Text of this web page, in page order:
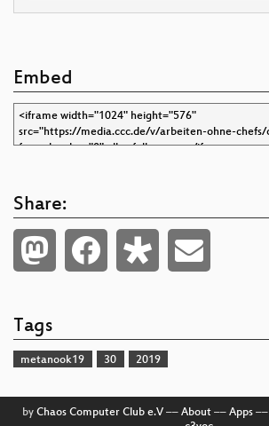
Embed
Share:
Tags
metanook19 30 2019
by Chaos Computer Club e.V–– About–– Apps––